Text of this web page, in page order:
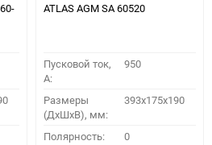
ATLAS AGM SA 60520
Пусковой ток,
A:
950
Размеры
(ДхШхВ), мм:
393x175x190
Полярность: 0